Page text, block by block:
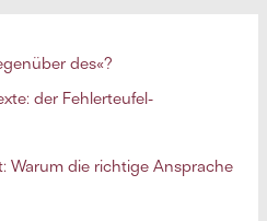
des«?
der Fehlerteufel-
Warum die richtige Ansprache